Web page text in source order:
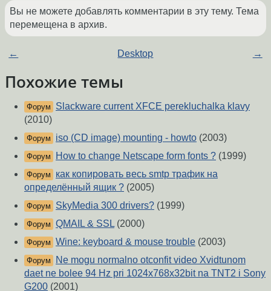
Вы не можете добавлять комментарии в эту тему. Тема
перемещена в архив.
← Desktop →
Похожие темы
Форум
Slackware current XFCE perekluchalka klavy
(2010)
Форум iso (CD image) mounting - howto (2003)
Форум How to change Netscape form fonts ? (1999)
Форум
как копировать весь smtp трафик на
определённый ящик ? (2005)
Форум SkyMedia 300 drivers? (1999)
Форум QMAIL & SSL (2000)
Форум Wine: keyboard & mouse trouble (2003)
Форум
Ne mogu normalno otconfit video Xvidtunom
daet ne bolee 94 Hz pri 1024x768x32bit na TNT2 i Sony
G200 (2001)